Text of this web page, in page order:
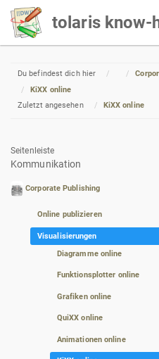
tolaris know-
Du befindest dich hier Home
KiXX online
Zuletzt angesehen
KiXX online
Seitenleiste
Kommunikation
Corporate Publishing
Online publizieren
Visualisierungen
Diagramme online
Funktionsplotter online
Grafiken online
QuiXX online
Animationen online